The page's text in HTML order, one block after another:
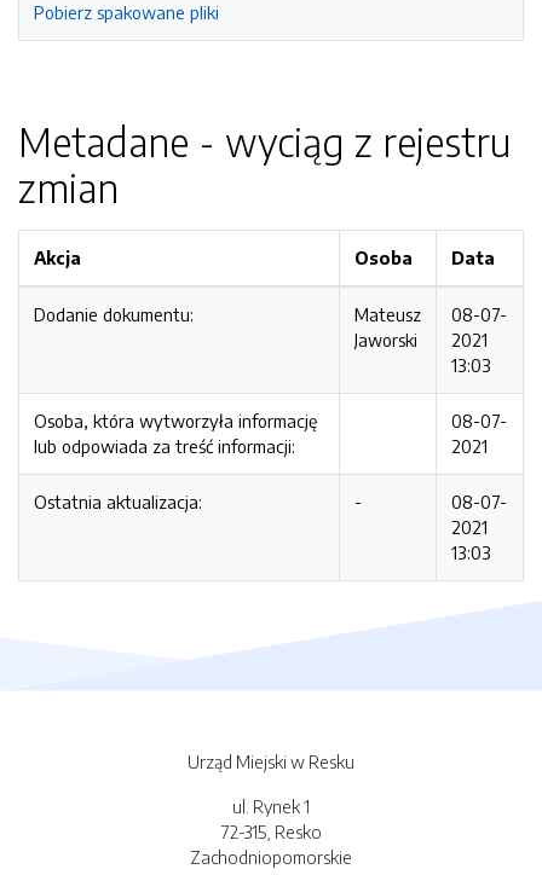
Pobierz spakowane pliki
Metadane - wyciąg z rejestru
zmian
Akcja Osoba Data
Dodanie dokumentu:
Mateusz
Jaworski
08-07-
2021
13:03
Osoba, która wytworzyła informację
lub odpowiada za treść informacji:
08-07-
2021
Ostatnia aktualizacja: -
08-07-
2021
13:03
Urząd Miejski w Resku
ul. Rynek 1
72-315, Resko
Zachodniopomorskie